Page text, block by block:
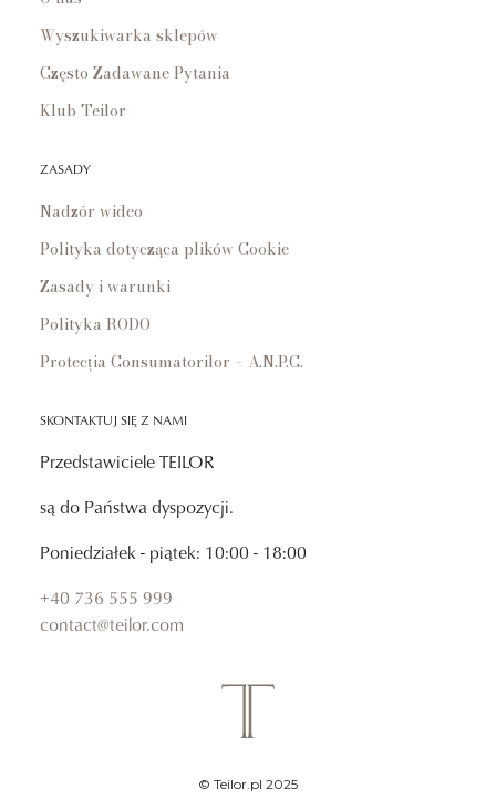
Wyszukiwarka sklepów
Często Zadawane Pytania
Klub Teilor
ZASADY
Nadzór wideo
Polityka dotycząca plików Cookie
Zasady i warunki
Polityka RODO
Protecția Consumatorilor – A.N.P.C.
SKONTAKTUJ SIĘ Z NAMI
Przedstawiciele TEILOR
są do Państwa dyspozycji.
Poniedziałek - piątek: 10:00 - 18:00
+40 736 555 999
contact@teilor.com
© Teilor.pl 2025